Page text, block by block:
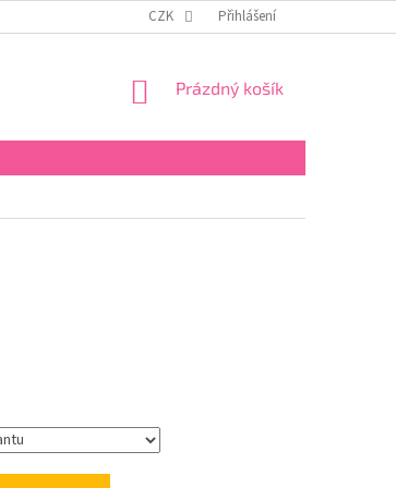
REKLAMAČNÍ ŘÁD
CZK Přihlášení
NÁKUPNÍ
Prázdný košík